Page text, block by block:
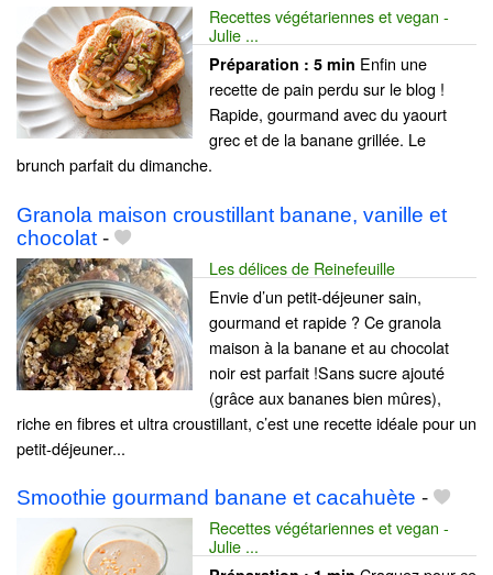
Recettes végétariennes et vegan -
Julie ...
Préparation : 5 min Enfin une
recette de pain perdu sur le blog !
Rapide, gourmand avec du yaourt
grec et de la banane grillée. Le
brunch parfait du dimanche.
Granola maison croustillant banane, vanille et
chocolat -
Les délices de Reinefeuille
Envie d’un petit-déjeuner sain,
gourmand et rapide ? Ce granola
maison à la banane et au chocolat
noir est parfait !Sans sucre ajouté
(grâce aux bananes bien mûres),
riche en fibres et ultra croustillant, c’est une recette idéale pour un
petit-déjeuner...
Smoothie gourmand banane et cacahuète -
Recettes végétariennes et vegan -
Julie ...